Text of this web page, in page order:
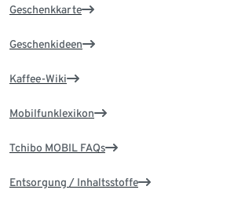
Geschenkkarte
Geschenkideen
Kaffee-Wiki
Mobilfunklexikon
Tchibo MOBIL FAQs
Entsorgung / Inhaltsstoffe